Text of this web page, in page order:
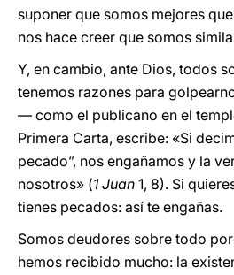
suponer que somos mejores
nos hace creer que somos
Y, en cambio, ante Dios, todos
tenemos razones para
— como el publicano en el
Primera Carta, escribe: «Si
pecado”, nos engañamos y la
nosotros» (1 Juan 1, 8). Si
tienes pecados: así te engañas.
Somos deudores sobre todo
hemos recibido mucho: la